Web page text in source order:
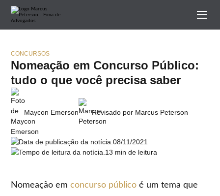
CONCURSOS
Nomeação em Concurso Público:
tudo o que você precisa saber
Maycon Emerson Revisado por Marcus Peterson
08/11/2021
13 min de leitura
Nomeação emconcurso público é um tema que